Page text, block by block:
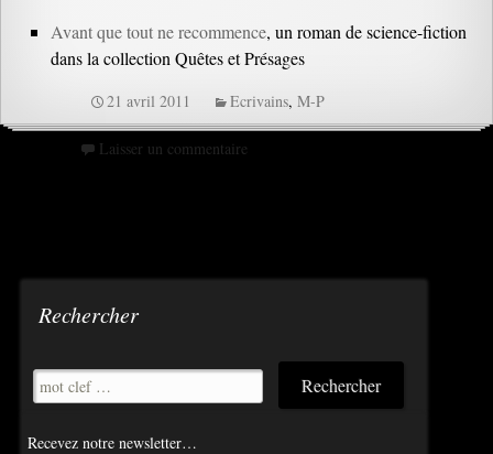
Avant que tout ne recommence, un roman de science-fiction
dans la collection Quêtes et Présages
21 avril 2011 Ecrivains,M-P
Laisser un commentaire
Rechercher
Recevez notre newsletter…